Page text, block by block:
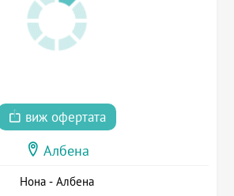
виж офертата
Албена
Нона - Албена